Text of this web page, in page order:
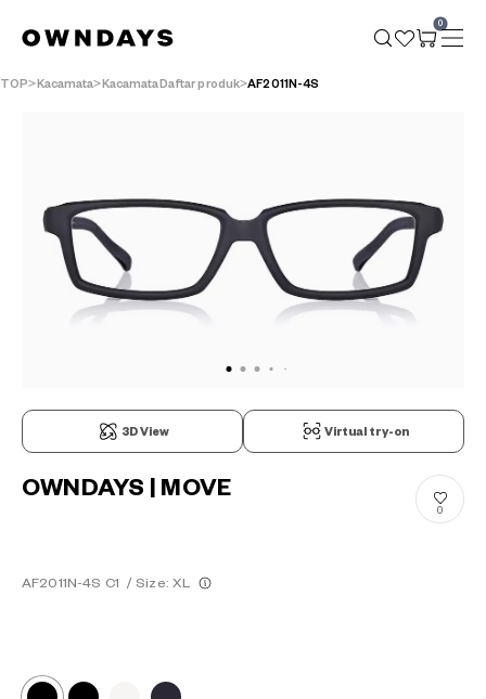
0
TOP Kacamata KacamataDaftar produk AF2011N-4S
3D View Virtual try-on
OWNDAYS | MOVE
AF2011N-4S C1 / Size: XL
0